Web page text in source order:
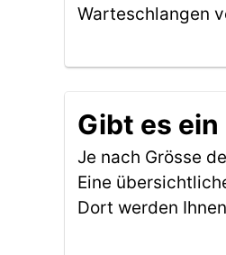
Warteschlangen
Gibt es
Je nach Grösse
Eine
Dort werden